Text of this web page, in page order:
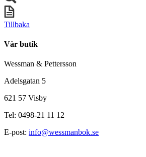
Tillbaka
Vår butik
Wessman & Pettersson
Adelsgatan 5
621 57 Visby
Tel: 0498-21 11 12
E-post: info@wessmanbok.se